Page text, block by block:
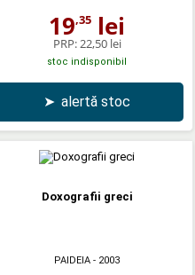
19,35 lei
PRP: 22,50 lei
stoc indisponibil
➤ alertă stoc
Doxografii greci
PAIDEIA - 2003